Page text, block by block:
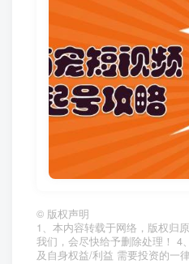
© 版权声明
1、本内容转载于网络，版权归
我们，会尽快给予删除处理！ 4
及自身权益/利益 需要投资的一